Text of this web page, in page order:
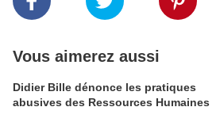
Vous aimerez aussi
Didier Bille dénonce les pratiques
abusives des Ressources Humaines